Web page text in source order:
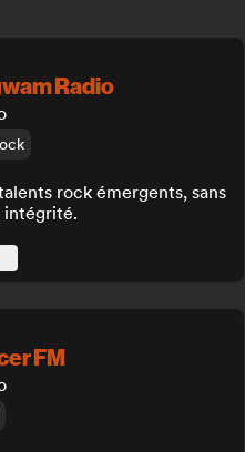
Radio
rock émergents, sans
intégrité.
FM